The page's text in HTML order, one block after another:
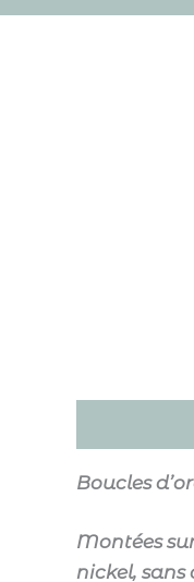
Boucles
Montées
nickel,